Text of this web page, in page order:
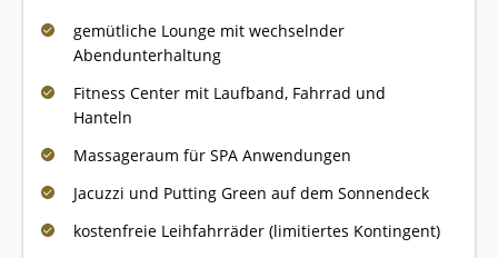
gemütliche Lounge mit wechselnder
Abendunterhaltung
Fitness Center mit Laufband, Fahrrad und
Hanteln
Massageraum für SPA Anwendungen
Jacuzzi und Putting Green auf dem Sonnendeck
kostenfreie Leihfahrräder (limitiertes Kontingent)